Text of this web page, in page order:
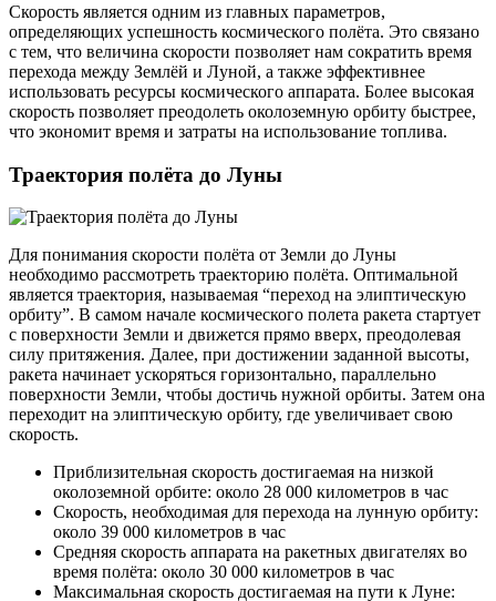
Скорость является одним из главных параметров,
определяющих успешность космического полёта. Это связано
с тем, что величина скорости позволяет нам сократить время
перехода между Землёй и Луной, а также эффективнее
использовать ресурсы космического аппарата. Более высокая
скорость позволяет преодолеть околоземную орбиту быстрее,
что экономит время и затраты на использование топлива.
Траектория полёта до Луны
Для понимания скорости полёта от Земли до Луны
необходимо рассмотреть траекторию полёта. Оптимальной
является траектория, называемая “переход на элиптическую
орбиту”. В самом начале космического полета ракета стартует
с поверхности Земли и движется прямо вверх, преодолевая
силу притяжения. Далее, при достижении заданной высоты,
ракета начинает ускоряться горизонтально, параллельно
поверхности Земли, чтобы достичь нужной орбиты. Затем она
переходит на элиптическую орбиту, где увеличивает свою
скорость.
Приблизительная скорость достигаемая на низкой
околоземной орбите: около 28 000 километров в час
Скорость, необходимая для перехода на лунную орбиту:
около 39 000 километров в час
Средняя скорость аппарата на ракетных двигателях во
время полёта: около 30 000 километров в час
Максимальная скорость достигаемая на пути к Луне: